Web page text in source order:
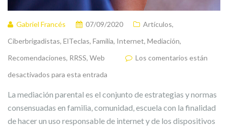
Gabriel Francés 07/09/2020 Artículos,
Ciberbrigadistas, ElTeclas, Familia, Internet, Mediación,
Recomendaciones, RRSS, Web
Los comentarios están
desactivados para esta entrada
La mediación parental es el conjunto de estrategias y normas
consensuadas en familia, comunidad, escuela con la finalidad
de hacer un uso responsable de internet y de los dispositivos